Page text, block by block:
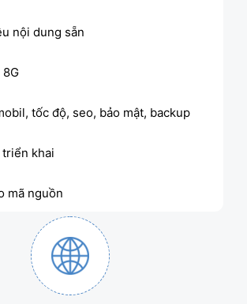
nội dung sẵn
tốc độ, seo, bảo mật, backup
triển khai
mã nguồn